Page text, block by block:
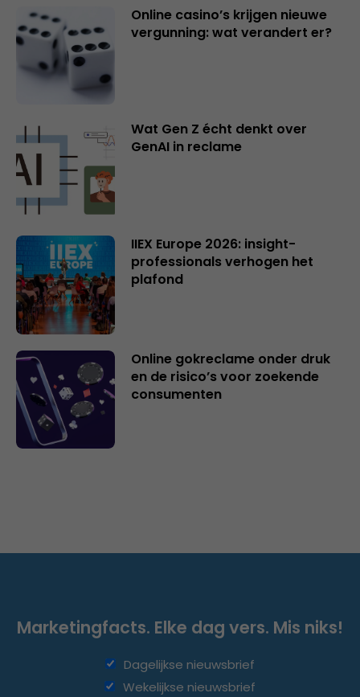
Online casino’s krijgen nieuwe
vergunning: wat verandert er?
Wat Gen Z écht denkt over
GenAI in reclame
IIEX Europe 2026: insight-
professionals verhogen het
plafond
Online gokreclame onder druk
en de risico’s voor zoekende
consumenten
Marketingfacts. Elke dag vers. Mis niks!
Dagelijkse nieuwsbrief
Wekelijkse nieuwsbrief